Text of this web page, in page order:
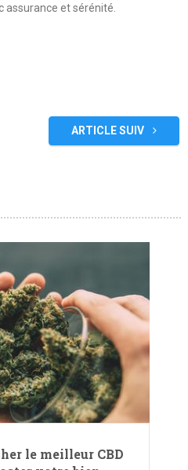
assurance et sérénité.
ARTICLE SUIV
le meilleur CBD